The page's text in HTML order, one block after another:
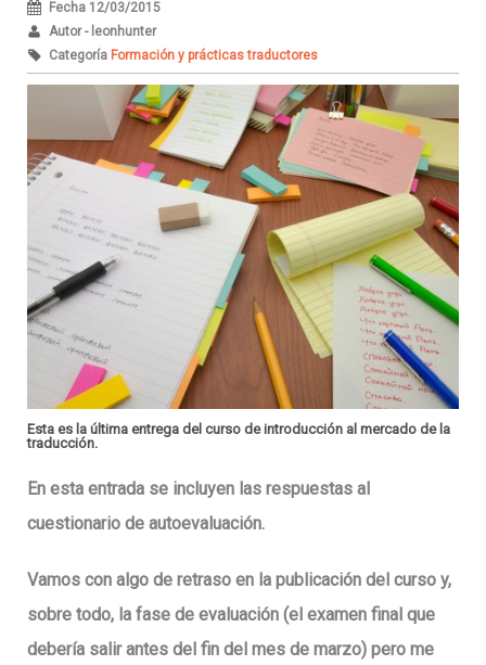
Fecha 12/03/2015
Autor - leonhunter
Categoría Formación y prácticas traductores
Esta es la última entrega del curso de introducción al mercado de la
traducción.
En esta entrada se incluyen las respuestas al
cuestionario de autoevaluación.
Vamos con algo de retraso en la publicación del curso y,
sobre todo, la fase de evaluación (el examen final que
debería salir antes del fin del mes de marzo) pero me